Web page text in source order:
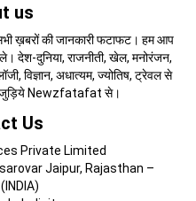
us
ख़बरों की जानकारी फटाफट। हम आप
दुनिया, राजनीती, खेल, मनोरंजन,
विज्ञान, अधात्यम, ज्योतिष, ट्रेवल से
जुड़िये Newzfatafat से।
Us
Private Limited
Jaipur, Rajasthan –